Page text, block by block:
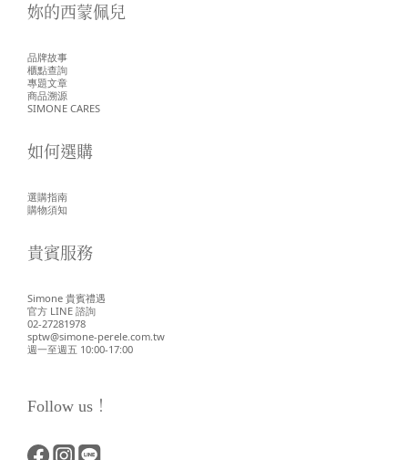
妳的西蒙佩兒
品牌故事
櫃點查詢
專題文章
商品溯源
SIMONE CARES
如何選購
選購指南
購物須知
貴賓服務
Simone 貴賓禮遇
官方 LINE 諮詢
02-27281978
sptw@simone-perele.com.tw
週一至週五 10:00-17:00
Follow us！